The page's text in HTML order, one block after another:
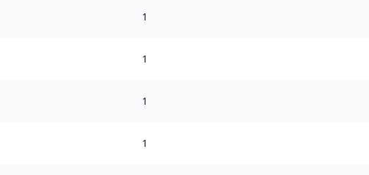
1
1
1
1